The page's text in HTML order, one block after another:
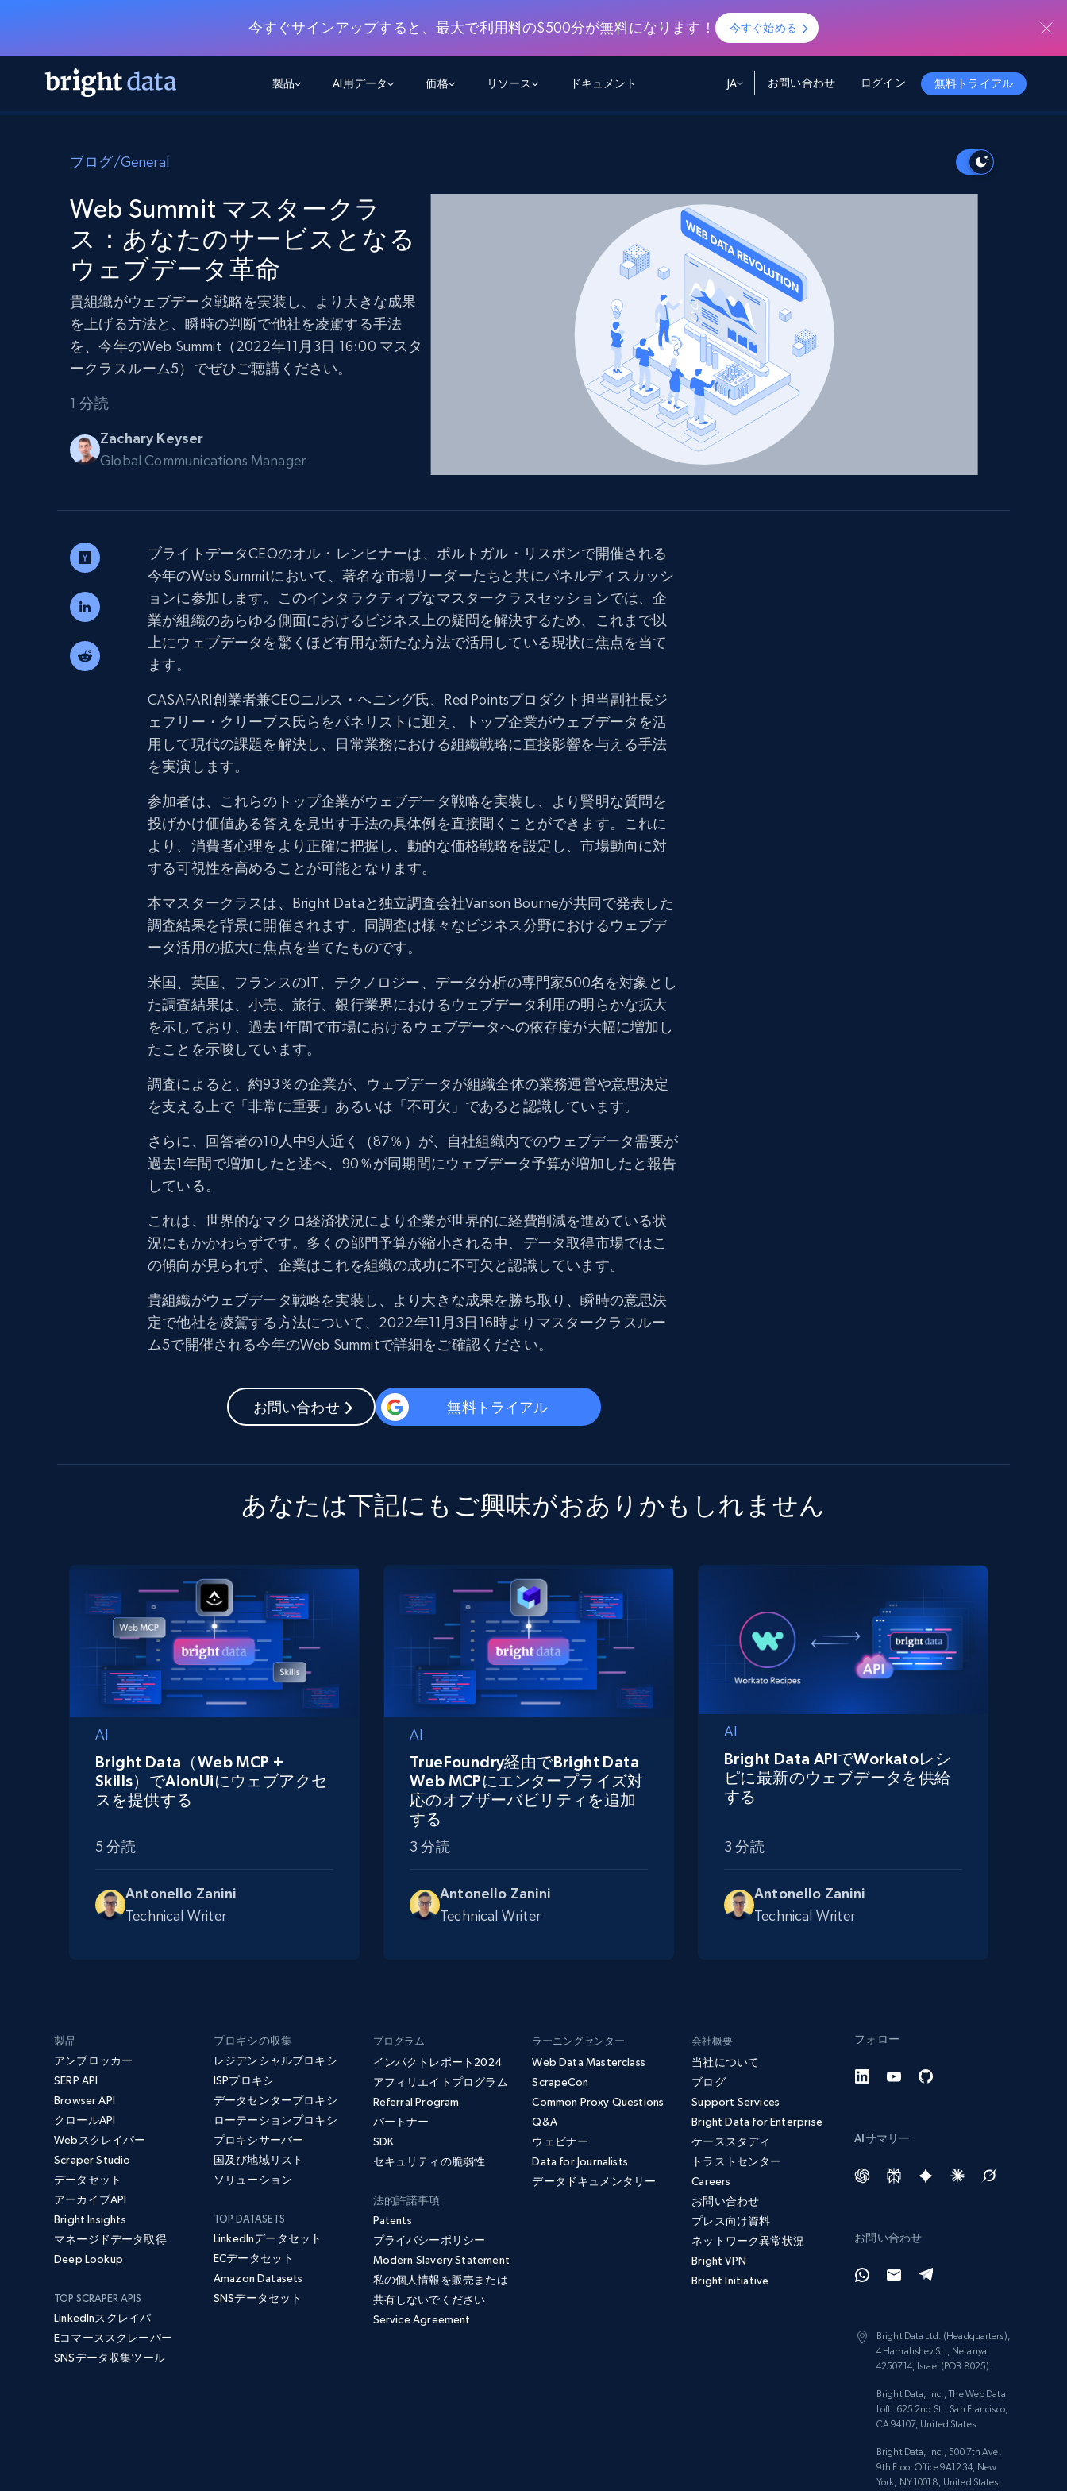
今すぐサインアップすると、最大で利用料の$500分が無料になります！ 今すぐ始める
JA
製品
Discover API FREE
Always live web discovery for agents
SERP API
オンデマンドですばやく容易に検索エンジ
グーグル ビング ダックダックゴ
ヤンデックス
Scraping Browser
組み込みのブロック解除とホスティングに
よるスクレイピングブラウザの設定
600以上のウェブサイトからリアルタイム
どのサイトもデータパイプラインに変換
データセットマーケットプレイス
事前収集された600以上のドメインからの
不動産
Real-time web data, delivered as it’s
リアルタイムのECインサイトとAI搭載レコ
メンデーションを提供
マネージドデータサービス
カスタマイズされたエンタープライズグレ
ードのデータ収集
Deep Lookup BETA
ウェブデータで複雑検索
プロキシサービス
400M+ 実際のピアデバイスからのグロー
70万以上の完全準拠の静的住宅用プロキシ
データセンタープロキシ
効率的なデータ抽出を実現する高速で信頼
性の高いプロキシ
AI用データ
ーニング
ビデオフィード – VLA対応済み
ヒューマノイドロボットのポリシー学習のた
めの継続的かつターゲットを絞ったウェブ動
画を取得
データパッケージ
入手
AIアプリがWebを検索・クロールできるよう
エージェントがウェブサイトを閲覧し、行動
ウェブを解き放つオールインワンツールキッ
Demo Agents
Integrations
価格
クロールAPI
から始まる
$1/1k req
SERP API
FREE TIER
Scraping Browser
から始まる
$5/GB
$1$0.75/1k rec
データセットマーケットプレイス
から始まる
$250/100K rec
から始まる
$0.2/1k HTML
Managed Data
Acquisition
プロキシサービス
ISPプロキシ
リソース
統合
ブラウザ拡張機能
ネットワークステータス
ブログ
ケーススタディ
プロキシロケーション
マスタークラス
トラストセンター
SDK Bright
Bright Initiative
ドキュメント ログイン
お問い合わせ 無料トライアル
ブログ/General
Web Summit マスタークラ
ス：あなたのサービスとなる
ウェブデータ革命
貴組織がウェブデータ戦略を実装し、より大きな成果
を上げる方法と、瞬時の判断で他社を凌駕する手法
を、今年のWeb Summit（2022年11月3日 16:00 マスタ
ークラスルーム5）でぜひご聴講ください。
1 分読
Zachary Keyser
Global Communications Manager
ブライトデータCEOのオル・レンヒナーは、ポルトガル・リスボンで開催される
今年のWeb Summitにおいて、著名な市場リーダーたちと共にパネルディスカッシ
ョンに参加します。このインタラクティブなマスタークラスセッションでは、企
業が組織のあらゆる側面におけるビジネス上の疑問を解決するため、これまで以
上にウェブデータを驚くほど有用な新たな方法で活用している現状に焦点を当て
ます。
CASAFARI創業者兼CEOニルス・ヘニング氏、Red Pointsプロダクト担当副社長ジ
ェフリー・クリーブス氏らをパネリストに迎え、トップ企業がウェブデータを活
用して現代の課題を解決し、日常業務における組織戦略に直接影響を与える手法
を実演します。
参加者は、これらのトップ企業がウェブデータ戦略を実装し、より賢明な質問を
投げかけ価値ある答えを見出す手法の具体例を直接聞くことができます。これに
より、消費者心理をより正確に把握し、動的な価格戦略を設定し、市場動向に対
する可視性を高めることが可能となります。
本マスタークラスは、Bright Dataと独立調査会社Vanson Bourneが共同で発表した
調査結果を背景に開催されます。同調査は様々なビジネス分野におけるウェブデ
ータ活用の拡大に焦点を当てたものです。
米国、英国、フランスのIT、テクノロジー、データ分析の専門家500名を対象とし
た調査結果は、小売、旅行、銀行業界におけるウェブデータ利用の明らかな拡大
を示しており、過去1年間で市場におけるウェブデータへの依存度が大幅に増加し
たことを示唆しています。
調査によると、約93％の企業が、ウェブデータが組織全体の業務運営や意思決定
を支える上で「非常に重要」あるいは「不可欠」であると認識しています。
さらに、回答者の10人中9人近く（87％）が、自社組織内でのウェブデータ需要が
過去1年間で増加したと述べ、90％が同期間にウェブデータ予算が増加したと報告
している。
これは、世界的なマクロ経済状況により企業が世界的に経費削減を進めている状
況にもかかわらずです。多くの部門予算が縮小される中、データ取得市場ではこ
の傾向が見られず、企業はこれを組織の成功に不可欠と認識しています。
貴組織がウェブデータ戦略を実装し、より大きな成果を勝ち取り、瞬時の意思決
定で他社を凌駕する方法について、2022年11月3日16時よりマスタークラスルー
ム5で開催される今年のWeb Summitで詳細をご確認ください。
お問い合わせ 無料トライアル
あなたは下記にもご興味がおありかもしれません
AI
Antonello Zanini
Technical Writer
Bright Data（Web MCP +
Skills）でAionUiにウェブアクセ
スを提供する
5 分読
AI
Antonello Zanini
Technical Writer
TrueFoundry経由でBright Data
Web MCPにエンタープライズ対
応のオブザーバビリティを追加
する
3 分読
AI
Antonello Zanini
Technical Writer
Bright Data APIでWorkatoレシ
ピに最新のウェブデータを供給
する
3 分読
製品
アンブロッカー
SERP API
Browser API
クロールAPI
Webスクレイパー
Scraper Studio
データセット
アーカイブAPI
Bright Insights
マネージドデータ取得
Deep Lookup
TOP SCRAPER APIS
LinkedInスクレイパ
Eコマーススクレーパー
SNSデータ収集ツール
プロキシの収集
レジデンシャルプロキシ
ISPプロキシ
データセンタープロキシ
ローテーションプロキシ
プロキシサーバー
国及び地域リスト
ソリューション
TOP DATASETS
LinkedInデータセット
ECデータセット
Amazon Datasets
SNSデータセット
プログラム
インパクトレポート2024
アフィリエイトプログラム
Referral Program
パートナー
SDK
セキュリティの脆弱性
法的許諾事項
Patents
プライバシーポリシー
Modern Slavery Statement
私の個人情報を販売または
共有しないでください
Service Agreement
ラーニングセンター
Web Data Masterclass
ScrapeCon
Common Proxy Questions
Q&A
ウェビナー
Data for Journalists
データドキュメンタリー
会社概要
当社について
ブログ
Support Services
Bright Data for Enterprise
ケーススタディ
トラストセンター
Careers
お問い合わせ
プレス向け資料
ネットワーク異常状況
Bright VPN
Bright Initiative
フォロー
AIサマリー
お問い合わせ
Bright Data Ltd. (Headquarters),
4 Hamahshev St., Netanya
4250714, Israel (POB 8025).
Bright Data, Inc., The Web Data
Loft, 625 2nd St., San Francisco,
CA 94107, United States.
Bright Data, Inc., 500 7th Ave,
9th Floor Office 9A1234, New
York, NY 10018, United States.